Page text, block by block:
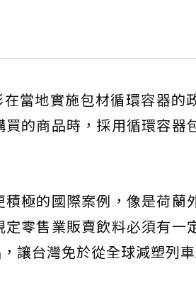
當地實施包材循環容器的
的商品時，採用循環容器
極的國際案例，像是荷蘭
零售業販賣飲料必須有一
讓台灣免於從全球減塑列車